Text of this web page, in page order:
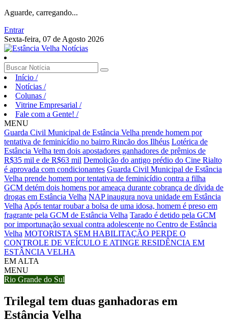
Aguarde, carregando...
Entrar
Sexta-feira, 07 de Agosto 2026
Início /
Notícias /
Colunas /
Vitrine Empresarial /
Fale com a Gente! /
MENU
Guarda Civil Municipal de Estância Velha prende homem por
tentativa de feminicídio no bairro Rincão dos Ilhéus Lotérica de
Estância Velha tem dois apostadores ganhadores de prêmios de
R$35 mil e de R$63 mil Demolição do antigo prédio do Cine Rialto
é aprovada com condicionantes Guarda Civil Municipal de Estância
Velha prende homem por tentativa de feminicídio contra a filha
GCM detém dois homens por ameaça durante cobrança de dívida de
drogas em Estância Velha NAP inaugura nova unidade em Estância
Velha Após tentar roubar a bolsa de uma idosa, homem é preso em
fragrante pela GCM de Estância Velha Tarado é detido pela GCM
por importunação sexual contra adolescente no Centro de Estância
Velha MOTORISTA SEM HABILITAÇÃO PERDE O
CONTROLE DE VEÍCULO E ATINGE RESIDÊNCIA EM
ESTÂNCIA VELHA
EM ALTA
MENU
Rio Grande do Sul
Trilegal tem duas ganhadoras em
Estância Velha